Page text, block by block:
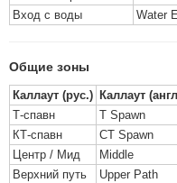
Вход с воды
Water
Общие зоны
Каллаут (рус.) Каллаут
Т-спавн
T Spawn
КТ-спавн
CT Spawn
Центр / Мид
Middle
Верхний путь
Upper Path